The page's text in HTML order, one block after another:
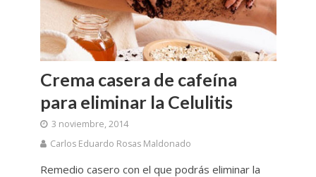
Crema casera de cafeína
para eliminar la Celulitis
3 noviembre, 2014
Carlos Eduardo Rosas Maldonado
Remedio casero con el que podrás eliminar la